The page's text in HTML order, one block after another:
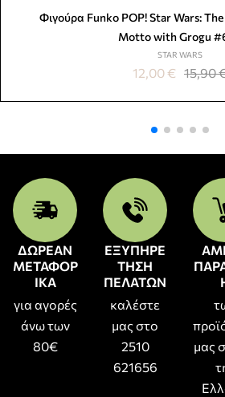
Φιγούρα Funko POP! Star Wars:
Motto with Grogu
STAR WARS
15,90
12,00€
ΔΩΡΕΑΝ
ΜΕΤΑΦΟΡ
ΙΚΑ
για αγορές
άνω των
80€
ΕΞΥΠΗΡΕ
ΤΗΣΗ
ΠΕΛΑΤΩΝ
καλέστε
μας στο
2510
621656
μας